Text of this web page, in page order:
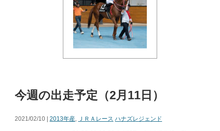
今週の出走予定（2月11日）
2021/02/10 | 2013年産, ＪＲＡレース ハナズレジェンド